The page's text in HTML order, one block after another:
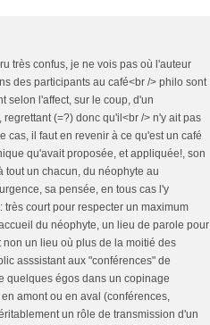
très confus, je ne vois pas où l'auteur
des participants au café<br /> philo sont
selon l'affect, sur le coup, d'un
(=?) donc qu'il<br /> n'y ait pas
cas, il faut en revenir à ce qu'est un café
qu'avait proposée, et appliquée!, son
tout un chacun, du néophyte au
sa pensée, en tous cas l'y
court pour respecter un maximum
du néophyte, un lieu de parole pour
un lieu où plus de la moitié des
asssistant aux "conférences" de
quelques égos dans un copinage
amont ou en aval (conférences,
un rôle de transmission d'un